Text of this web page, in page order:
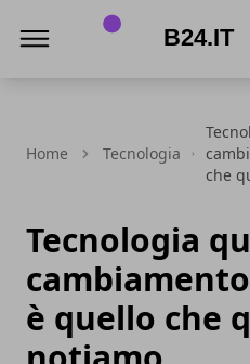
Home Tecnologia
che
Tecnologia
è quello che